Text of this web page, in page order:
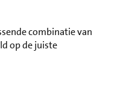
combinatie van
op de juiste